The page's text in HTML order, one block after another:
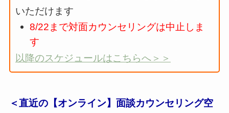
いただけます
8/22まで対面カウンセリングは中止しま
す
以降のスケジュールはこちらへ＞＞
＜直近の【オンライン】面談カウンセリング空